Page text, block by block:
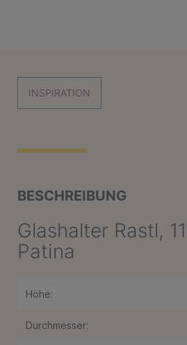
INSPIRATION
BESCHREIBUNG
Glashalter Rastl,
Patina
Höhe:
Durchmesser: